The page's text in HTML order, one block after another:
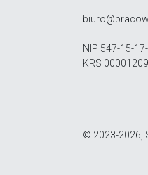
NIP 547-15-
KRS
© 2023-2026,